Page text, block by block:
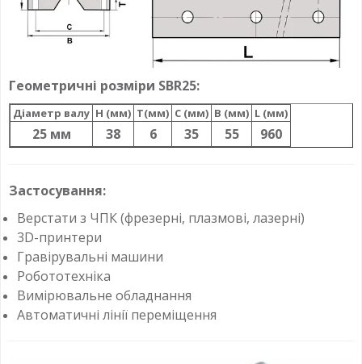
Геометричні розміри SBR25:
Діаметр валу H (мм) T(мм) C (мм) B (мм) L (мм)
25 мм 38 6 35 55 960
Застосування:
Верстати з ЧПК (фрезерні, плазмові, лазерні)
3D-принтери
Гравірувальні машини
Робототехніка
Вимірювальне обладнання
Автоматичні лінії переміщення